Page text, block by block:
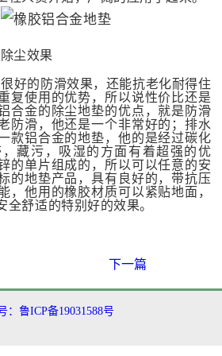
尘效果
好的防滑效果，还能抗老化耐得住
复使用的优势，所以说性价比还是
合金的除尘地垫的优点，就是防滑
防滑，他还是一个非常好的；排水
款铝合金的地垫，他的是经过碳化
藏污，吸湿的方面有着超强的优
的单片组成的，所以可以任意的安
的地垫产品，具有良好的，带抗压
，他用的橡胶材质可以紧贴地面，
全舒适的特别好的效果。
下一篇
：鲁ICP备19031588号